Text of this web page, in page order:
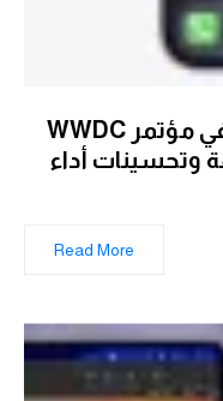
أبل تُعلن رسمياً عن iOS 27 في مؤتمر WWDC
وتحسينات أداء
Read More